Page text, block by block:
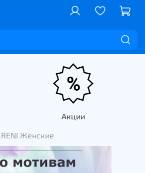
Акции
RENI Женские